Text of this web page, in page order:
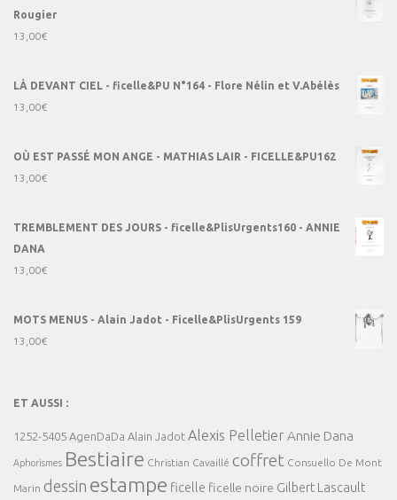
Rougier
13,00€
LÀ DEVANT CIEL - ficelle&PU N°164 - Flore Nélin et V.Abélès
13,00€
OÙ EST PASSÉ MON ANGE - MATHIAS LAIR - FICELLE&PU162
13,00€
TREMBLEMENT DES JOURS - ficelle&PlisUrgents160 - ANNIE
DANA
13,00€
MOTS MENUS - Alain Jadot - Ficelle&PlisUrgents 159
13,00€
ET AUSSI :
1252-5405 AgenDaDa Alain Jadot Alexis PelletierAnnie Dana
Aphorismes Bestiaire Christian Cavaillé coffret Consuello De Mont
Marin dessin estampe ficelle ficelle noire Gilbert Lascault